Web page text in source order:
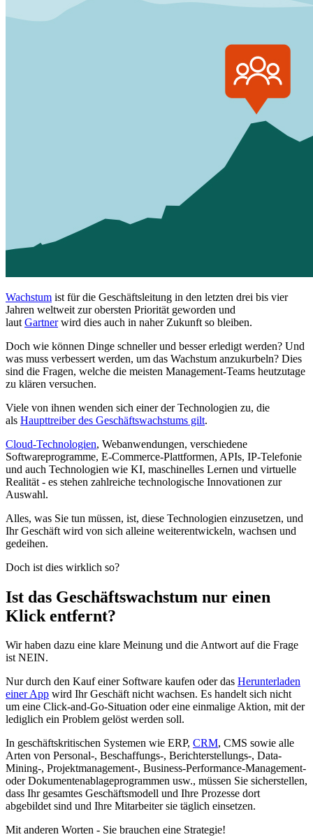
Wachstum ist für die Geschäftsleitung in den letzten drei bis vier
Jahren weltweit zur obersten Priorität geworden und
laut Gartnerwird dies auch in naher Zukunft so bleiben.
Doch wie können Dinge schneller und besser erledigt werden? Und
was muss verbessert werden, um das Wachstum anzukurbeln? Dies
sind die Fragen, welche die meisten Management-Teams heutzutage
zu klären versuchen.
Viele von ihnen wenden sich einer der Technologien zu, die
als Haupttreiber des Geschäftswachstums gilt.
Cloud-Technologien, Webanwendungen, verschiedene
Softwareprogramme, E-Commerce-Plattformen, APIs, IP-Telefonie
und auch Technologien wie KI, maschinelles Lernen und virtuelle
Realität - es stehen zahlreiche technologische Innovationen zur
Auswahl.
Alles, was Sie tun müssen, ist, diese Technologien einzusetzen, und
Ihr Geschäft wird von sich alleine weiterentwickeln, wachsen und
gedeihen.
Doch ist dies wirklich so?
Ist das Geschäftswachstum nur einen
Klick entfernt?
Wir haben dazu eine klare Meinung und die Antwort auf die Frage
ist NEIN.
Nur durch den Kauf einer Software kaufen oder das Herunterladen
einer App wird Ihr Geschäft nicht wachsen. Es handelt sich nicht
um eine Click-and-Go-Situation oder eine einmalige Aktion, mit der
lediglich ein Problem gelöst werden soll.
In geschäftskritischen Systemen wie ERP, CRM, CMS sowie alle
Arten von Personal-, Beschaffungs-, Berichterstellungs-, Data-
Mining-, Projektmanagement-, Business-Performance-Management-
oder Dokumentenablageprogrammen usw., müssen Sie sicherstellen,
dass Ihr gesamtes Geschäftsmodell und Ihre Prozesse dort
abgebildet sind und Ihre Mitarbeiter sie täglich einsetzen.
Mit anderen Worten - Sie brauchen eine Strategie!